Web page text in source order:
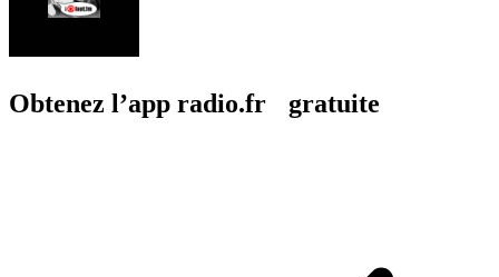
Obtenez l’app radio.fr gratuite